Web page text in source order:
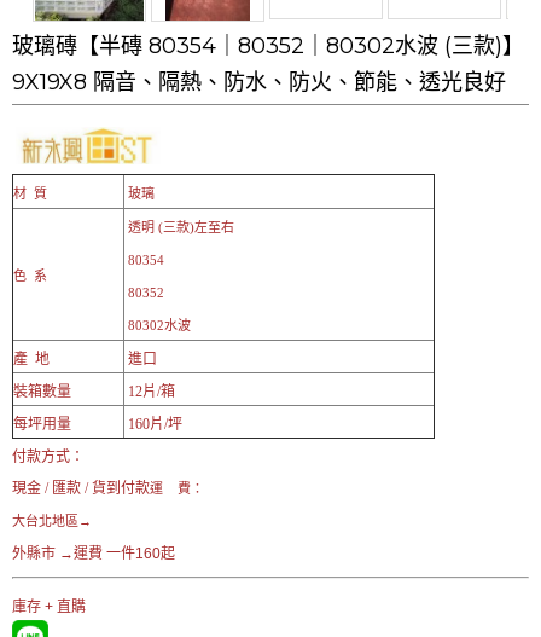
玻璃磚【半磚 80354｜80352｜80302水波 (三款)】
9X19X8 隔音、隔熱、防水、防火、節能、透光良好
材 質 玻璃
色 系
透明 (三款)左至右
80354
80352
80302水波
產 地
進口
裝箱數量
12片/箱
每坪用量
160片/坪
付款方式：
現金 / 匯款 / 貨到付款運 費：
大台北地區→
外縣市 →運費 一件160起
庫存 + 直購